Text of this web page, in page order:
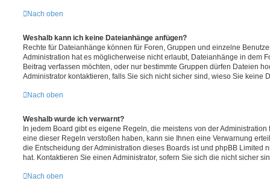
Nach oben
Weshalb kann ich keine Dateianhänge anfügen?
Rechte für Dateianhänge können für Foren, Gruppen und einzelne
Administration hat es möglicherweise nicht erlaubt, Dateianhänge in dem
Beitrag verfassen möchten, oder nur bestimmte Gruppen dürfen Dateien
Administrator kontaktieren, falls Sie sich nicht sicher sind, wieso Sie keine
Nach oben
Weshalb wurde ich verwarnt?
In jedem Board gibt es eigene Regeln, die meistens von der
eine dieser Regeln verstoßen haben, kann sie Ihnen eine Verwarnung
die Entscheidung der Administration dieses Boards ist und phpBB Limited
hat. Kontaktieren Sie einen Administrator, sofern Sie sich die nicht sicher
Nach oben